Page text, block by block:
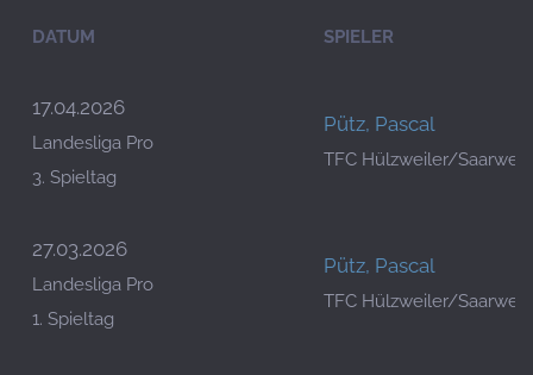
DATUM SPIELER
17.04.2026
Landesliga Pro
3. Spieltag
Pütz, Pascal
TFC Hülzweiler/
27.03.2026
Landesliga Pro
1. Spieltag
Pütz, Pascal
TFC Hülzweiler/